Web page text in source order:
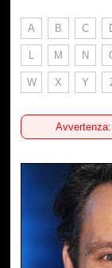
A B C
L M N
W X Y